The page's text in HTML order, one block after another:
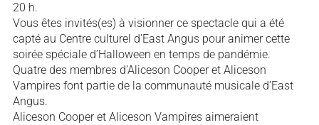
20 h.
Vous êtes invités(es) à visionner ce spectacle qui a été
capté au Centre culturel d’East Angus pour animer cette
soirée spéciale d’Halloween en temps de pandémie.
Quatre des membres d’Aliceson Cooper et Aliceson
Vampires font partie de la communauté musicale d’East
Angus.
Aliceson Cooper et Aliceson Vampires aimeraient